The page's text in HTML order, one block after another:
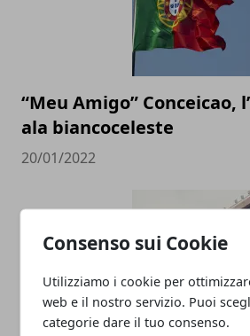
Consenso sui Cookie
Utilizziamo i cookie per
web e il nostro servizio. Puoi
categorie dare il tuo consenso.
“Meu Amigo” Conceicao,
ala biancoceleste
20/01/2022